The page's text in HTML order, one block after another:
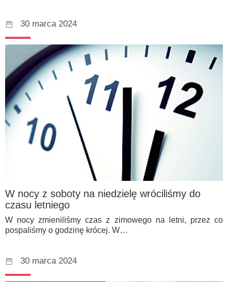
30 marca 2024
W nocy z soboty na niedzielę wróciliśmy do
czasu letniego
W nocy zmieniliśmy czas z zimowego na letni, przez co
pospaliśmy o godzinę krócej. W…
30 marca 2024